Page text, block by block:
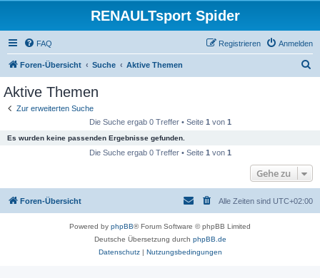
RENAULTsport Spider
FAQ Anmelden
Registrieren
Foren-Übersicht Suche Aktive Themen
Aktive Themen
Zur erweiterten Suche
Die Suche ergab 0 Treffer • Seite 1 von 1
Es wurden keine passenden Ergebnisse gefunden.
Die Suche ergab 0 Treffer • Seite 1 von 1
Gehe zu
Foren-Übersicht Alle Zeiten sind UTC+02:00
Powered by phpBB® Forum Software © phpBB Limited
Deutsche Übersetzung durch phpBB.de
Datenschutz| Nutzungsbedingungen